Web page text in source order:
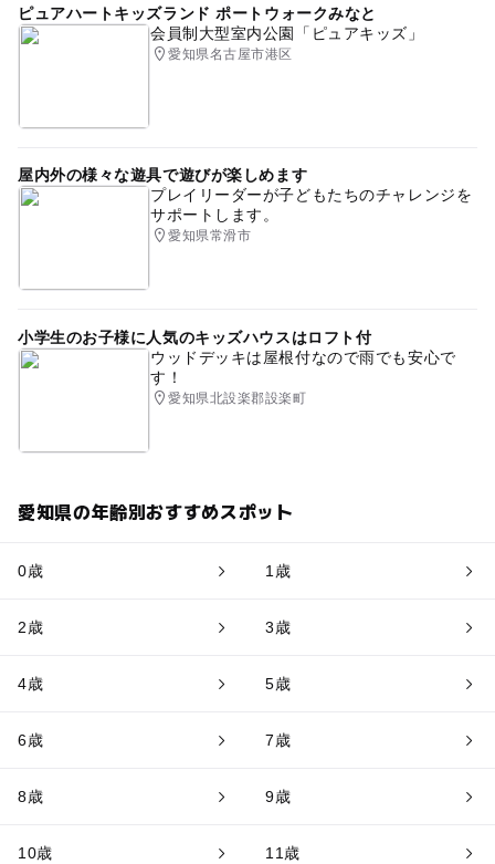
ピュアハートキッズランド ポートウォークみなと
会員制大型室内公園「ピュアキッズ」
愛知県名古屋市港区
屋内外の様々な遊具で遊びが楽しめます
プレイリーダーが子どもたちのチャレンジを
サポートします。
愛知県常滑市
小学生のお子様に人気のキッズハウスはロフト付
ウッドデッキは屋根付なので雨でも安心で
す！
愛知県北設楽郡設楽町
愛知県の年齢別おすすめスポット
0歳 1歳
2歳 3歳
4歳 5歳
6歳 7歳
8歳 9歳
10歳 11歳